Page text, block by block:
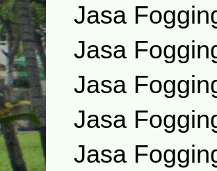
Jasa
Jasa
Jasa
Jasa
Jasa